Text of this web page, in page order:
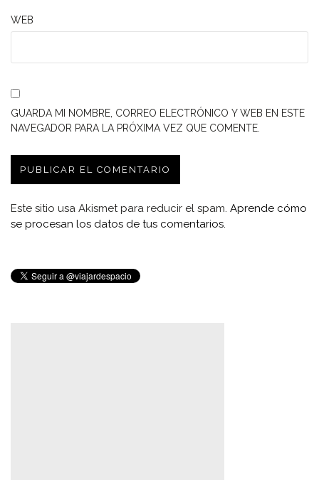
WEB
GUARDA MI NOMBRE, CORREO ELECTRÓNICO Y WEB EN ESTE
NAVEGADOR PARA LA PRÓXIMA VEZ QUE COMENTE.
Este sitio usa Akismet para reducir el spam. Aprende cómo
se procesan los datos de tus comentarios.